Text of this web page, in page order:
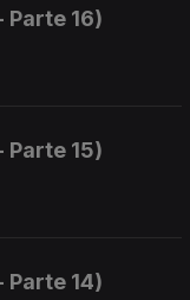
16)
15)
14)